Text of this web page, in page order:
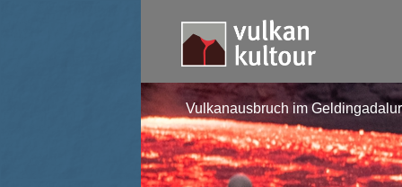
Vulkanausbruch im